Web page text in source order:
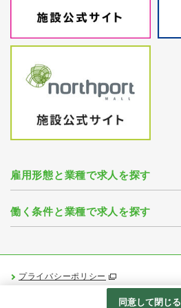
雇用形態と業種で求人を探す
働く条件と業種で求人を探す
プライバシーポリシー
Googleアナリティクスの利用について
同意して閉じる